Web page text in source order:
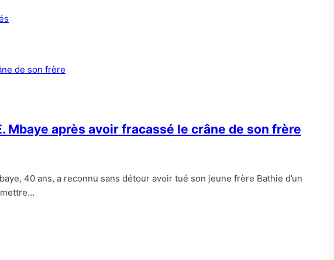
Mbaye après avoir fracassé le crâne de son frère
40 ans, a reconnu sans détour avoir tué son jeune frère Bathie d’un